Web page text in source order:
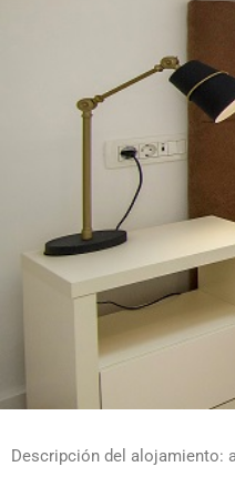
Descripción del alojamiento: